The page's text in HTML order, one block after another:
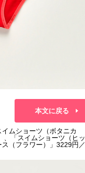
本文に戻る
ムショーツ（ボタニカ
、「スイムショーツ（ヒッ
（フラワー）」3229円／